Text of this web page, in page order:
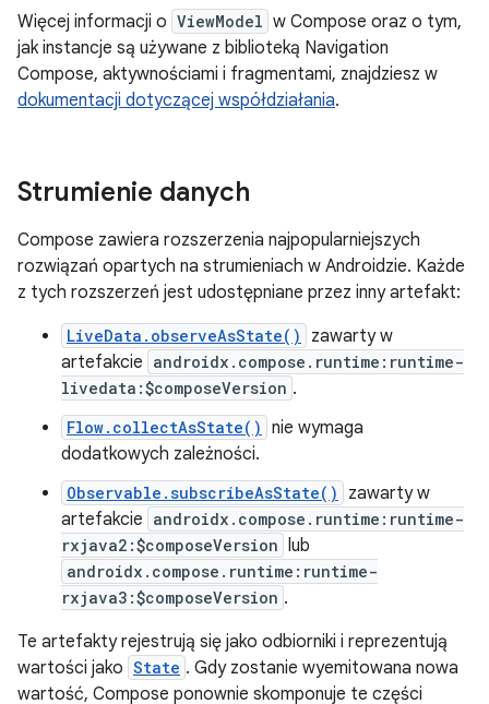
Więcej informacji o ViewModel w Compose oraz o tym,
jak instancje są używane z biblioteką Navigation
Compose, aktywnościami i fragmentami, znajdziesz w
dokumentacji dotyczącej współdziałania.
Strumienie danych
Compose zawiera rozszerzenia najpopularniejszych
rozwiązań opartych na strumieniach w Androidzie. Każde
z tych rozszerzeń jest udostępniane przez inny artefakt:
LiveData.observeAsState()
zawarty w
artefakcie androidx.compose.runtime:runtime-
livedata:$composeVersion .
Flow.collectAsState() nie wymaga
dodatkowych zależności.
Observable.subscribeAsState()
zawarty w
artefakcie androidx.compose.runtime:runtime-
rxjava2:$composeVersion lub
androidx.compose.runtime:runtime-
rxjava3:$composeVersion .
Te artefakty rejestrują się jako odbiorniki i reprezentują
wartości jako State . Gdy zostanie wyemitowana nowa
wartość, Compose ponownie skomponuje te części